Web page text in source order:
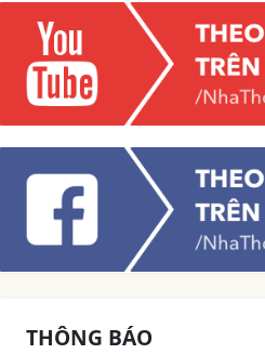
THÔNG BÁO